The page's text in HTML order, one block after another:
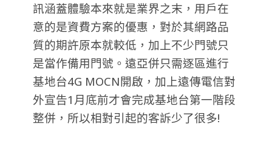
訊涵蓋體驗本來就是業界之末，用戶在
意的是資費方案的優惠，對於其網路品
質的期許原本就較低，加上不少門號只
是當作備用門號。遠亞併只需逐區進行
基地台4G MOCN開啟，加上遠傳電信對
外宣告1月底前才會完成基地台第一階段
整併，所以相對引起的客訴少了很多!